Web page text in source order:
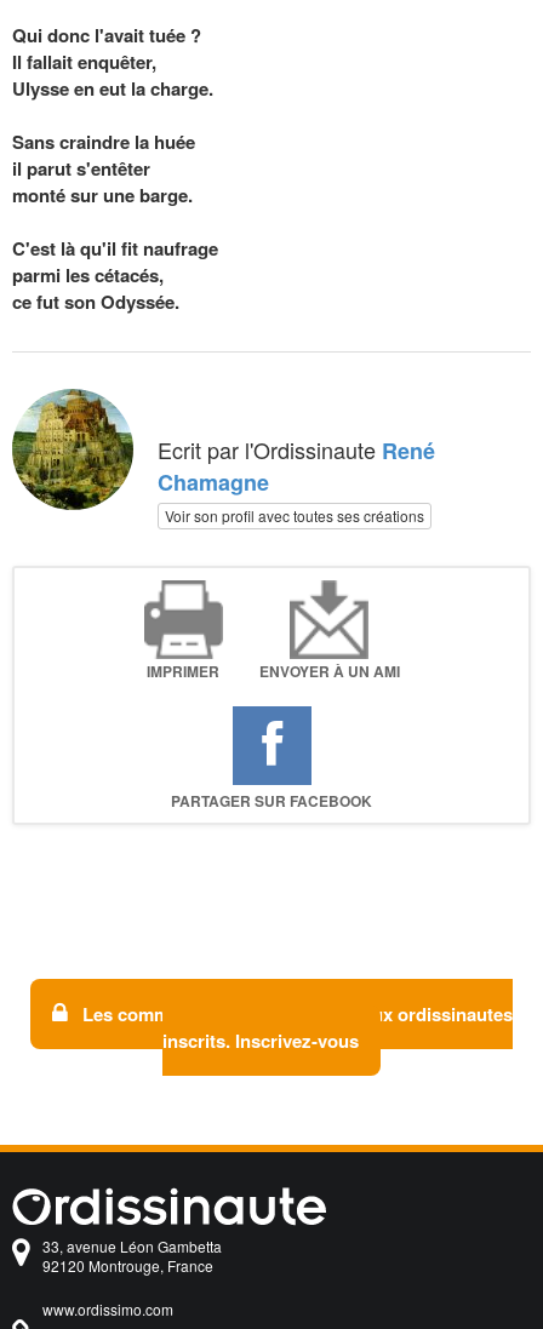
Qui donc l'avait tuée ?
Il fallait enquêter,
Ulysse en eut la charge.
Sans craindre la huée
il parut s'entêter
monté sur une barge.
C'est là qu'il fit naufrage
parmi les cétacés,
ce fut son Odyssée.
Ecrit par l'Ordissinaute René
Chamagne
Voir son profil avec toutes ses créations
IMPRIMER ENVOYER À UN AMI
PARTAGER SUR FACEBOOK
Les commentaires sont réservés aux ordissinautes
inscrits. Inscrivez-vous
33, avenue Léon Gambetta
92120 Montrouge, France
www.ordissimo.com